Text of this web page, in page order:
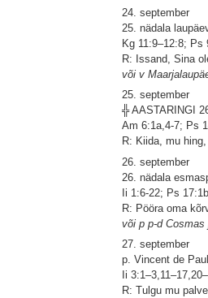
24. september
25. nädala
Kg 11:9–12:8; Ps
R: Issand, Sina
või v
25. september
╬ AASTARINGI
Am 6:1a,4-7; Ps
R: Kiida, mu
26. september
26. nädala
Ii 1:6-22; Ps
R: Pööra oma
või p p-d
27. september
p. Vincent de
Ii
R: Tulgu mu